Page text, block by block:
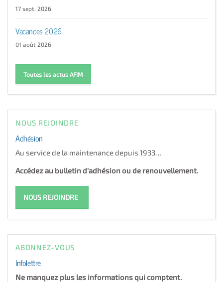
17 sept. 2026
Vacances 2026
01 août 2026
Toutes les actus AFIM
NOUS REJOINDRE
Adhésion
Au service de la maintenance depuis 1933…
Accédez au bulletin d'adhésion ou de renouvellement.
NOUS REJOINDRE
ABONNEZ-VOUS
Infolettre
Ne manquez plus les informations qui comptent.